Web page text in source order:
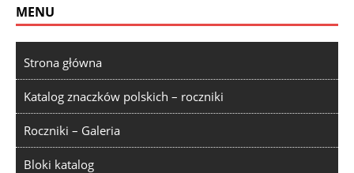
MENU
Strona główna
Katalog znaczków polskich – roczniki
Roczniki – Galeria
Bloki katalog